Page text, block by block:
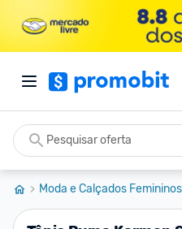
Moda e Calçados Femininos